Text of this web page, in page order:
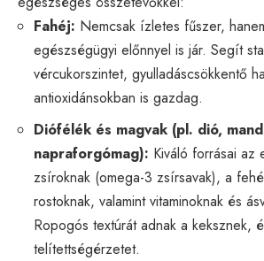
Fahéj: Nemcsak ízletes fűszer,
egészségügyi előnnyel is jár. Segít
vércukorszintet, gyulladáscsökkentő
antioxidánsokban is gazdag.
Diófélék és magvak (pl. dió,
napraforgómag): Kiváló forrásai az
zsíroknak (omega-3 zsírsavak), a
rostoknak, valamint vitaminoknak és
Ropogós textúrát adnak a keksznek,
telítettségérzetet.